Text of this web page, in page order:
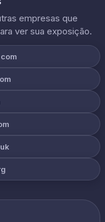
empresas que
ver sua exposição.